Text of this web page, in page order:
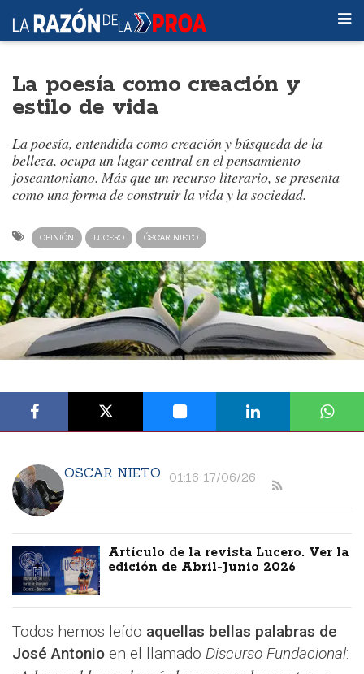
La poesía como creación y
estilo de vida
La poesía, entendida como creación y búsqueda de la
belleza, ocupa un lugar central en el pensamiento
joseantoniano. Más que un recurso literario, se presenta
como una forma de construir la vida y la sociedad.
OPINIÓN LUCERO ÓSCAR NIETO
OSCAR NIETO 01:16 17/06/26
Artículo de la revista Lucero. Ver la
edición de Abril-Junio 2026
Todos hemos leído aquellas bellas palabras de
José Antonio en el llamado Discurso Fundacional: